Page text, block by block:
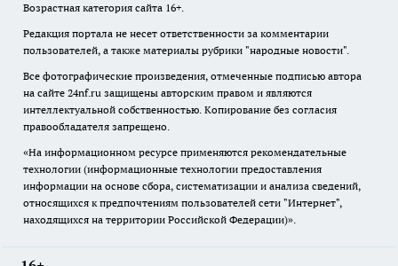
Возрастная категория сайта 16+.
Редакция портала не несет ответственности за комментарии
пользователей, а также материалы рубрики "народные новости".
Все фотографические произведения, отмеченные подписью автора
на сайте 24nf.ru защищены авторским правом и являются
интеллектуальной собственностью. Копирование без согласия
правообладателя запрещено.
«На информационном ресурсе применяются рекомендательные
технологии (информационные технологии предоставления
информации на основе сбора, систематизации и анализа сведений,
относящихся к предпочтениям пользователей сети "Интернет",
находящихся на территории Российской Федерации)».